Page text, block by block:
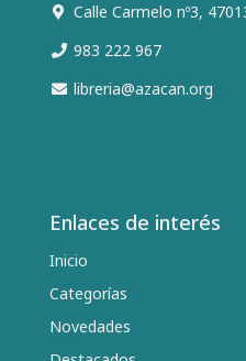
Calle Carmelo nº3,
983 222 967
libreria@azacan.org
Enlaces de interés
Inicio
Categorías
Novedades